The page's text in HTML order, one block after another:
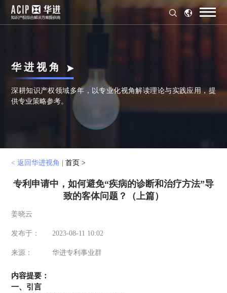
华 进 视 角
深耕知识产权领域多年，以专业化视角解读理论与实践应用，提
供专业策略参考。
< 返回华进视角 |首页 >
专利申请中，如何避免“疾病的诊断和治疗方法”导
致的客体问题？（上篇）
姜晓云
发布于： 2023-08-11 10:02
来源： 华进专利事业群
内容提要：
一、引言